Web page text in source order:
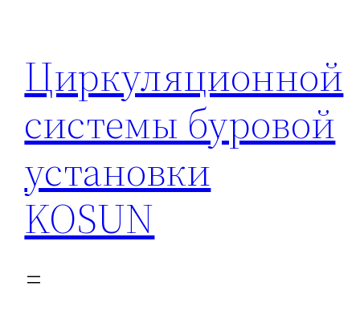
содержимому
Циркуляционной
системы буровой
установки
KOSUN